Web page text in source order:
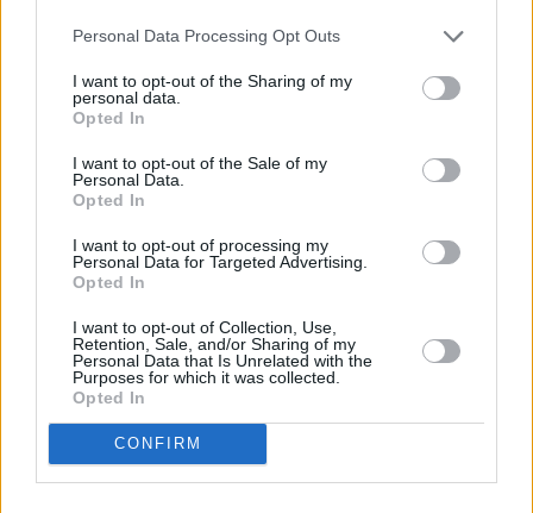
Personal Data Processing Opt Outs
I want to opt-out of the Sharing of my
personal data.
Opted In
I want to opt-out of the Sale of my
Personal Data.
Opted In
I want to opt-out of processing my
Personal Data for Targeted Advertising.
Opted In
I want to opt-out of Collection, Use,
Retention, Sale, and/or Sharing of my
Personal Data that Is Unrelated with the
Purposes for which it was collected.
Opted In
CONFIRM
Τζεφ Μοντάνα: «Κανένας δεν μπορεί
να σου πει ποιος είσαι»
Τον περασμένο Ιούνιο το όνομά του
μπλέχτηκε στο ρεπορτάζ της Μπεσίκτας, η
οποία αναζητούσε επιθετικό που να
πλαισιώσει τον Γκέντσον Φερνάντες στην
αιχμή του δόρατος. Η ομάδα της
Κωνσταντινούπολης δεν ήθελαν να βιώσουν
ξανά το πρόβλημα στο σκοράρισμα που
αντιμετώπισαν τη σεζόν 2021-2022 με τον
Μπατσουαγί και είχαν στραφεί σε πολύ